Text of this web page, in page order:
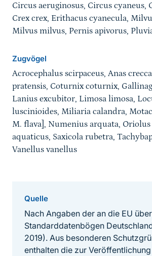
Circus aeruginosus, Circus cyaneus,
Crex crex, Erithacus cyanecula,
Milvus milvus, Pernis apivorus,
Zugvögel
Acrocephalus scirpaceus, Anas
pratensis, Coturnix coturnix,
Lanius excubitor, Limosa limosa,
luscinioides, Miliaria calandra,
M. flava], Numenius arquata,
aquaticus, Saxicola rubetra,
Vanellus vanellus
Quelle
Nach Angaben der an die EU
Standarddatenbögen
2019). Aus besonderen
enthalten die zur Veröffentlichung